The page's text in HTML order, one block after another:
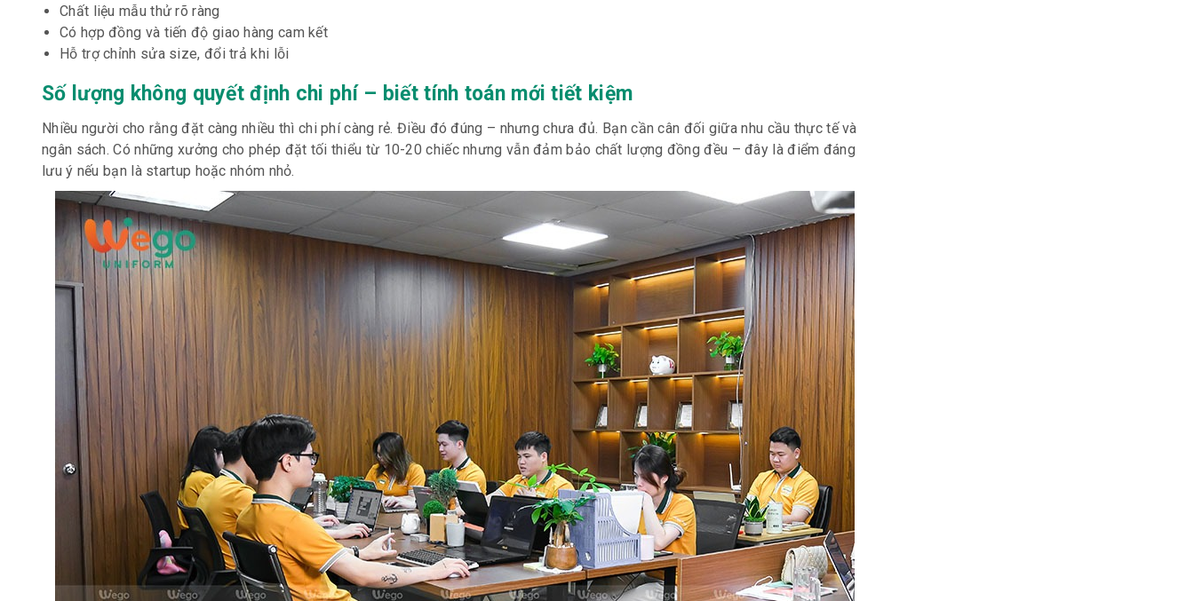
Chất liệu mẫu thử rõ ràng
Có hợp đồng và tiến độ giao hàng cam kết
Hỗ trợ chỉnh sửa size, đổi trả khi lỗi
Số lượng không quyết định chi phí – biết tính toán mới tiết kiệm
Nhiều người cho rằng đặt càng nhiều thì chi phí càng rẻ. Điều đó đúng – nhưng chưa đủ. Bạn cần cân đối giữa nhu cầu thực tế và
ngân sách. Có những xưởng cho phép đặt tối thiểu từ 10-20 chiếc nhưng vẫn đảm bảo chất lượng đồng đều – đây là điểm đáng
lưu ý nếu bạn là startup hoặc nhóm nhỏ.